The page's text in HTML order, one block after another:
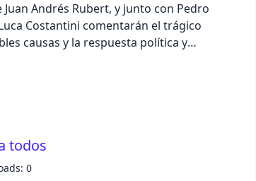
Andrés Rubert, y junto con Pedro
Costantini comentarán el trágico
causas y la respuesta política y
la app de iVoox, o descubre todo el
todos
0